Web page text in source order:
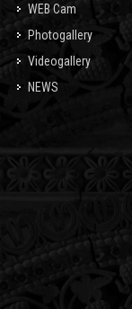
WEB Cam
Photogallery
Videogallery
NEWS